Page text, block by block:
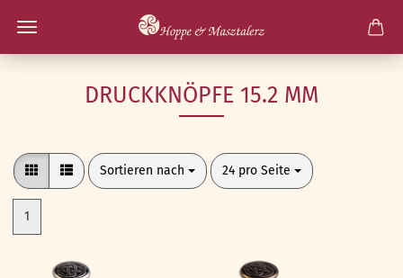
DRUCKKNÖPFE 15.2 MM
Sortieren nach
Sortieren nach 24 pro Seite
pro Seite
1